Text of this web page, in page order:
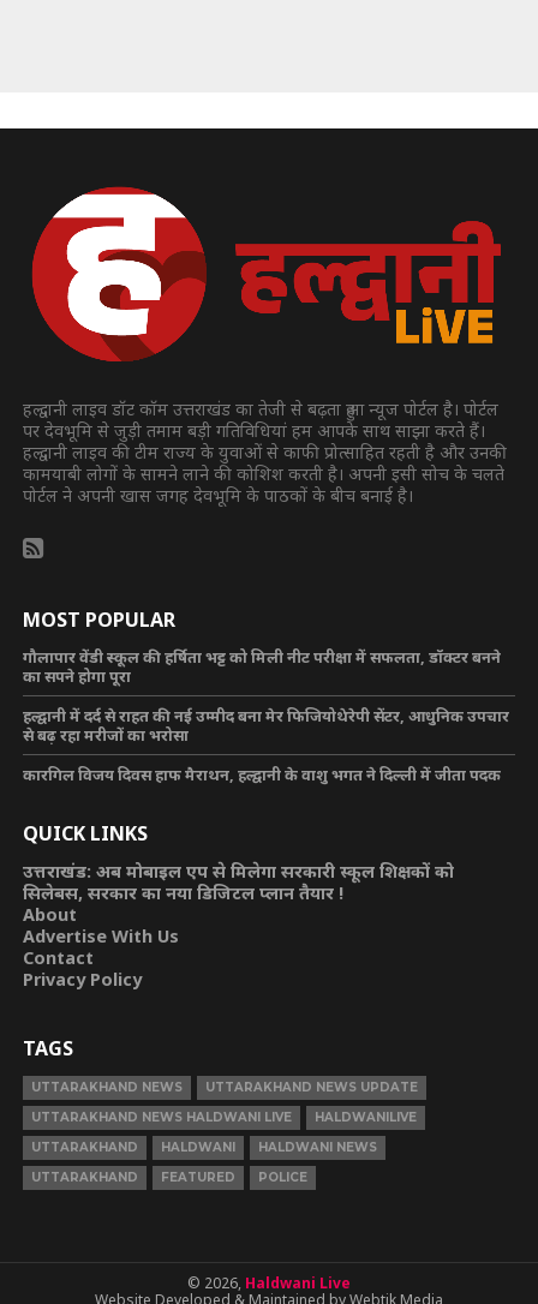
हल्द्वानी लाइव डॉट कॉम उत्तराखंड का तेजी से बढ़ता हुआ न्यूज पोर्टल है। पोर्टल
पर देवभूमि से जुड़ी तमाम बड़ी गतिविधियां हम आपके साथ साझा करते हैं।
हल्द्वानी लाइव की टीम राज्य के युवाओं से काफी प्रोत्साहित रहती है और उनकी
कामयाबी लोगों के सामने लाने की कोशिश करती है। अपनी इसी सोच के चलते
पोर्टल ने अपनी खास जगह देवभूमि के पाठकों के बीच बनाई है।
MOST POPULAR
गौलापार वेंडी स्कूल की हर्षिता भट्ट को मिली नीट परीक्षा में सफलता, डॉक्टर बनने
का सपने होगा पूरा
हल्द्वानी में दर्द से राहत की नई उम्मीद बना मेर फिजियोथेरेपी सेंटर, आधुनिक उपचार
से बढ़ रहा मरीजों का भरोसा
कारगिल विजय दिवस हाफ मैराथन, हल्द्वानी के वाशु भगत ने दिल्ली में जीता पदक
QUICK LINKS
उत्तराखंड: अब मोबाइल एप से मिलेगा सरकारी स्कूल शिक्षकों को
सिलेबस, सरकार का नया डिजिटल प्लान तैयार !
About
Advertise With Us
Contact
Privacy Policy
TAGS
UTTARAKHAND NEWS
UTTARAKHAND NEWS UPDATE
UTTARAKHAND NEWS HALDWANI LIVE
HALDWANILIVE
UTTARAKHAND
HALDWANI
HALDWANI NEWS
UTTARAKHAND
FEATURED POLICE
© 2026, Haldwani Live
Website Developed & Maintained by Webtik Media